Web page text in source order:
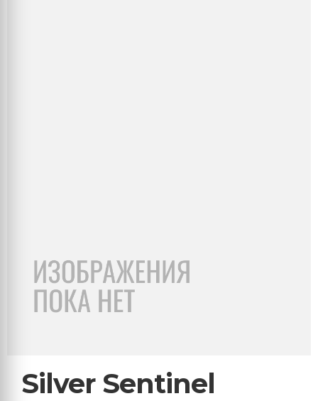
Silver Sentinel